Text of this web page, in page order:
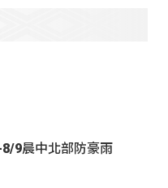
9晨中北部防豪雨